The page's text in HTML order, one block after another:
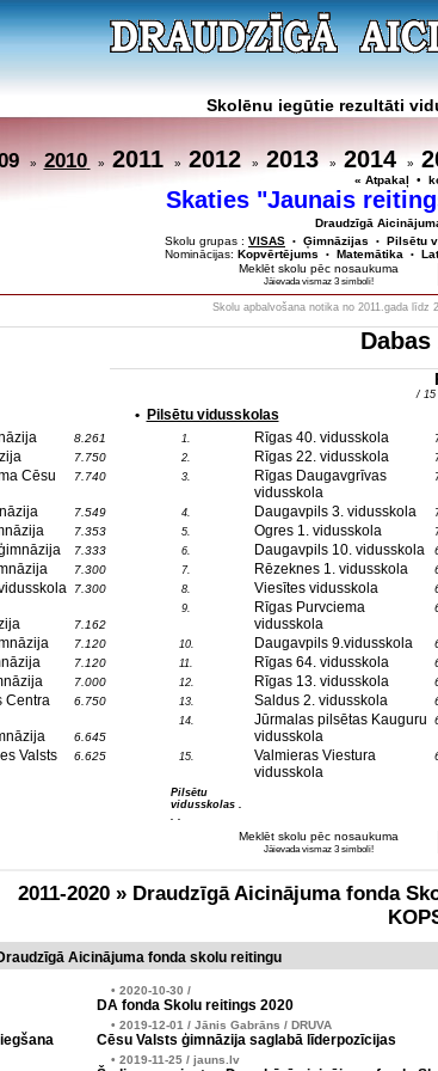
Skolēnu iegūtie rezultāti
» 2010 » 2011 » 2012 » 2013 » 2014 »
« Atpakaļ •
Skaties "Jaunais
Draudzīgā
Skolu grupas : VISAS • Ģimnāzijas • Pilsētu
Nominācijas: Kopvērtējums • Matemātika •
Meklēt skolu pēc nosaukuma
Jāievada vismaz 3 simboli!
Skolu apbalvošana notika no 2011.gada līdz
/ 15
8.261
7.750
Cēsu
7.740
7.549
7.353
7.333
7.300
7.300
7.162
7.120
7.120
7.000
Centra
6.750
6.645
Valsts
6.625
• Pilsētu vidusskolas
1. Rīgas 40. vidusskola
2. Rīgas 22. vidusskola
3.
Rīgas Daugavgrīvas
vidusskola
4. Daugavpils 3. vidusskola
5. Ogres 1. vidusskola
6. Daugavpils 10. vidusskola
7. Rēzeknes 1. vidusskola
8. Viesītes vidusskola
9.
Rīgas Purvciema
vidusskola
10. Daugavpils 9.vidusskola
11. Rīgas 64. vidusskola
12. Rīgas 13. vidusskola
13. Saldus 2. vidusskola
14.
Jūrmalas pilsētas Kauguru
vidusskola
15.
Valmieras Viestura
vidusskola
Pilsētu
vidusskolas .
. .
Meklēt skolu pēc nosaukuma
Jāievada vismaz 3 simboli!
2011-2020 » Draudzīgā Aicinājuma fonda
Aicinājuma fonda skolu reitingu
• 2020-10-30 /
DA fonda Skolu reitings 2020
• 2019-12-01 / Jānis Gabrāns / DRUVA
Cēsu Valsts ģimnāzija saglabā līderpozīcijas
• 2019-11-25 / jauns.lv